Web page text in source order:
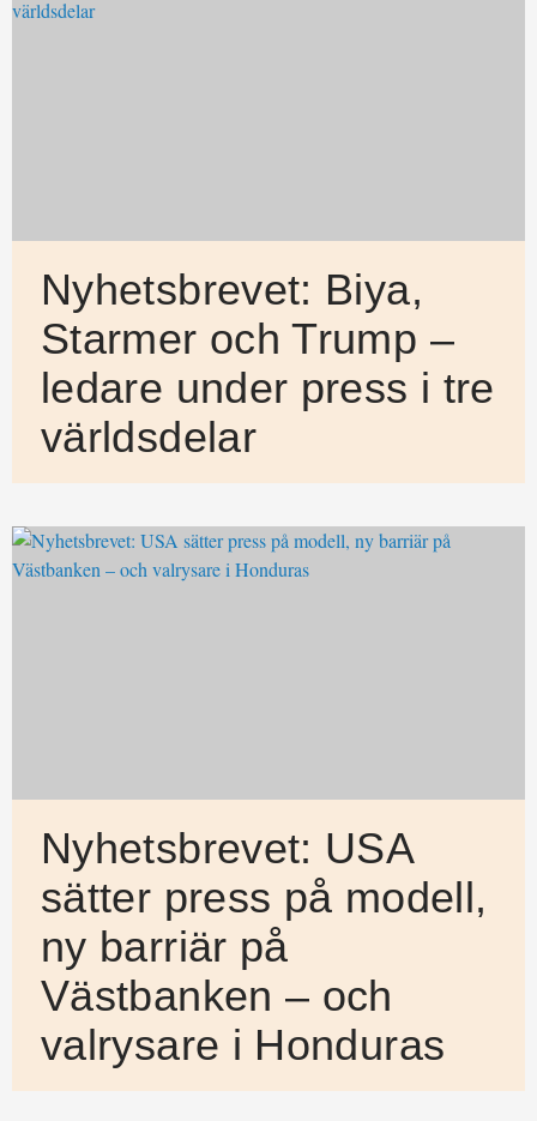
Nyhetsbrevet: Biya,
Starmer och Trump –
ledare under press i tre
världsdelar
Nyhetsbrevet: USA
sätter press på modell,
ny barriär på
Västbanken – och
valrysare i Honduras